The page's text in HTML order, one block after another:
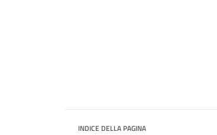
INDICE DELLA PAGINA